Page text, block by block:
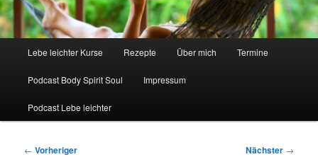
Lebe leichter Kurse Rezepte Über mich Termine
Podcast Body Spirit Soul Impressum
Podcast Lebe leichter
Beitragsnavigation
← Vorheriger Nächster →